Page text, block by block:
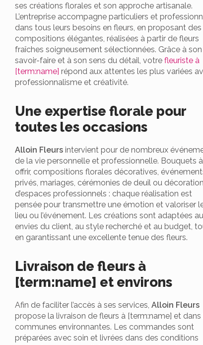
ses créations florales et son approche artisanale.
L’entreprise accompagne particuliers et
dans tous leurs besoins en fleurs, en proposant des
compositions élégantes, réalisées à partir de fleurs
fraîches soigneusement sélectionnées. Grâce à son
savoir-faire et à son sens du détail, votre fleuriste à
[term:name] répond aux attentes les plus variées
professionnalisme et créativité.
Une expertise florale pour
toutes les occasions
Alloin Fleurs intervient pour de nombreux
de la vie personnelle et professionnelle. Bouquets à
offrir, compositions florales décoratives,
privés, mariages, cérémonies de deuil ou
d’espaces professionnels : chaque réalisation est
pensée pour transmettre une émotion et valoriser
lieu ou l’événement. Les créations sont adaptées
envies du client, au style recherché et au budget,
en garantissant une excellente tenue des fleurs.
Livraison de fleurs à
[term:name] et environs
Afin de faciliter l’accès à ses services, Alloin Fleurs
propose la livraison de fleurs à [term:name] et dans
communes environnantes. Les commandes sont
préparées avec soin et livrées dans des conditions